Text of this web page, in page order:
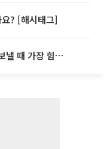
? [해시태그]
차인표 "동생 구강암 투병…떠나보낼 때 가장 힘들었다”